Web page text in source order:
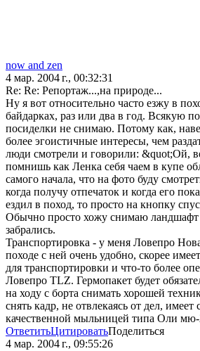
now and zen
4 мар. 2004 г., 00:32:31
Re: Re: Репортаж...,на природе...
Ну я вот относительно часто езжу в
байдарках, раз или два в год. Всякую
посиделки не снимаю. Потому как,
более эгоистичные интересы, чем
люди смотрели и говорили: &quot;Ой,
помнишь как Ленка себя чаем в купе
самого начала, что на фото буду
когда получу отпечаток и когда его
ездил в поход, то просто на кнопку
Обычно просто хожу снимаю ландшафт
забрались.
Транспортировка - у меня Ловепро
походе с ней очень удобно, скорее
для транспортировки и что-то более
Ловепро TLZ. Гермопакет будет
на ходу с борта снимать хорошей
снять кадр, не отвлекаясь от дел, имеет
качественной мыльницей типа Оли
ОтветитьЦитироватьПоделиться
4 мар. 2004 г., 09:55:26